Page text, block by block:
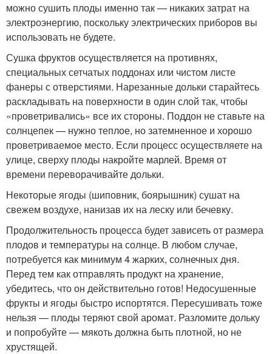
можно сушить плоды именно так — никаких затрат на
электроэнергию, поскольку электрических приборов вы
использовать не будете.
Сушка фруктов осуществляется на противнях,
специальных сетчатых поддонах или чистом листе
фанеры с отверстиями. Нарезанные дольки старайтесь
раскладывать на поверхности в один слой так, чтобы
«проветривались» все их стороны. Поддон не ставьте на
солнцепек — нужно теплое, но затемненное и хорошо
проветриваемое место. Если процесс осуществляете на
улице, сверху плоды накройте марлей. Время от
времени переворачивайте дольки.
Некоторые ягоды (шиповник, боярышник) сушат на
свежем воздухе, нанизав их на леску или бечевку.
Продолжительность процесса будет зависеть от размера
плодов и температуры на солнце. В любом случае,
потребуется как минимум 4 жарких, солнечных дня.
Перед тем как отправлять продукт на хранение,
убедитесь, что он действительно готов! Недосушенные
фрукты и ягоды быстро испортятся. Пересушивать тоже
нельзя — плоды теряют свой аромат. Разломите дольку
и попробуйте — мякоть должна быть плотной, но не
хрустящей.